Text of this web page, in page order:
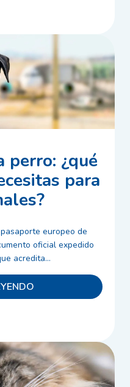
perro: ¿qué
para
europeo de
oficial expedido
acredita...